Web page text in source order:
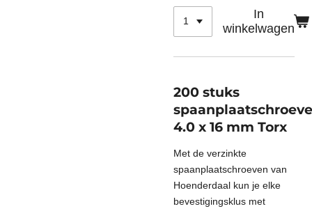
In
winkelwagen
200 stuks
4.0 x 16 mm Torx
Met de verzinkte
spaanplaatschroeven van
Hoenderdaal kun je elke
bevestigingsklus met